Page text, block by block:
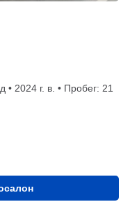
2024 г. в. • Пробег: 21